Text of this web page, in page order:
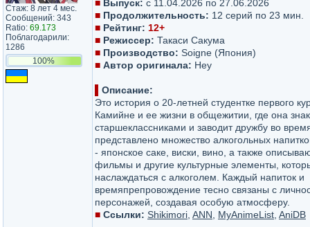
Стаж: 8 лет 4 мес.
Сообщений: 343
Ratio: 69.173
Поблагодарили:
1286
100%
■ Выпуск: с 11.04.2026 по 27.06.2026
■ Продолжительность: 12 серий по 23 мин.
■ Рейтинг: 12+
■ Режиссер: Такаси Сакума
■ Производство: Soigne (Япония)
■ Автор оригинала: Hey
Описание:
Это история о 20-летней студентке первого
Камийне и ее жизни в общежитии, где она
старшеклассниками и заводит дружбу во
представлено множество алкогольных
- японское саке, виски, вино, а также
фильмы и другие культурные элементы,
наслаждаться с алкоголем. Каждый напиток и
времяпрепровождение тесно связаны с
персонажей, создавая особую атмосферу.
■ Ссылки: Shikimori ANN MyAnimeList AniDB